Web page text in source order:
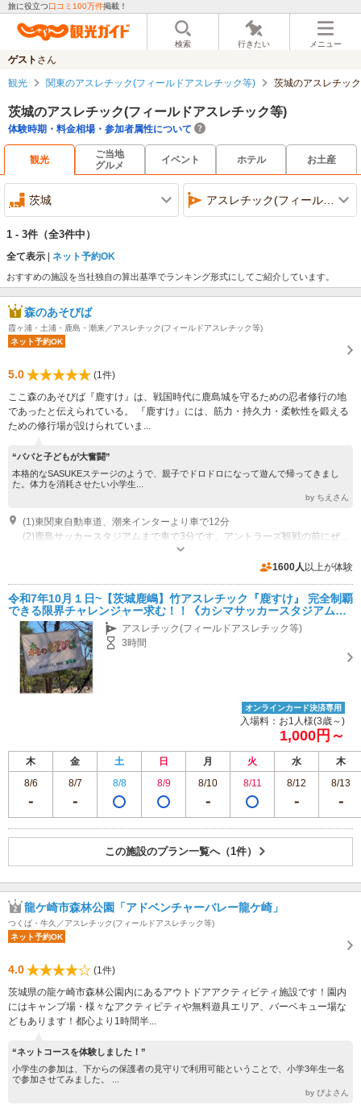
旅に役立つ口コミ100万件掲載！
検索 行きたい メニュー
ゲスト さん
観光 関東のアスレチック(フィールドアスレチック等) 茨城のアスレチッ
茨城のアスレチック(フィールドアスレチック等)
体験時期・料金相場・参加者属性について
観光
ご当地
グルメ
イベント ホテル お土産
茨城 アスレチック(フィールドアスレチック等)
1 - 3件 （全3件中）
全て表示 ネット予約OK
おすすめの施設を当社独自の算出基準でランキング形式にしてご紹介しています。
森のあそびば
霞ヶ浦・土浦・鹿島・潮来／アスレチック(フィールドアスレチック等)
ネット予約OK
5.0
(1件)
ここ森のあそびば『鹿すけ』は、戦国時代に鹿島城を守るための忍者修行の地
であったと伝えられている。 『鹿すけ』には、筋力・持久力・柔軟性を鍛える
ための修行場が設けられていま...
“パパと子どもが大奮闘”
本格的なSASUKEステージのようで、親子でドロドロになって遊んで帰ってきまし
た。体力を消耗させたい小学生...
by ちえさん
(1)東関東自動車道、潮来インターより車で12分
開園時間：１０：００～１６：００
1600人 以上が体験
令和7年10月１日~【茨城鹿嶋】竹アスレチック『鹿すけ』 完全制覇
できる限界チャレンジャー求む！！《カシマサッカースタジアムか
ら車で約3分／鹿島神宮から車で約3分》お子様・ファミリーにおす
すめ★
アスレチック(フィールドアスレチック等)
3時間
オンラインカード決済専用
入場料：お1人様(3歳～)
1,000円～
木 金 土 日 月 火 水
木
8/6
8/7 8/8 8/9 8/10 8/11 8/12 8/13
この施設のプラン一覧へ（1件）
龍ケ崎市森林公園「アドベンチャーバレー龍ケ崎」
つくば・牛久／アスレチック(フィールドアスレチック等)
ネット予約OK
4.0
(1件)
茨城県の龍ケ崎市森林公園内にあるアウトドアアクティビティ施設です！園内
にはキャンプ場・様々なアクティビティや無料遊具エリア、バーベキュー場な
どもあります！都心より1時間半...
“ネットコースを体験しました！”
小学生の参加は、下からの保護者の見守りで利用可能ということで、小学3年生一名
で参加させてみました。 ...
by ぴよさん